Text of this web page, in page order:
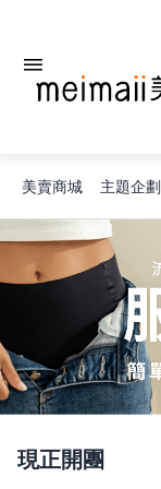
美賣商城 主題企劃
旅行神隊友
露營凹豆咖
現正開團